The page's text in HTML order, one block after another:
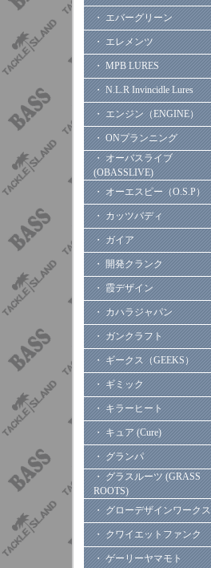
・ エバーグリーン
・ エレメンツ
・ MPB LURES
・ N.L.R Invincidle Lures
・ エンジン（ENGINE）
・ ONプランニング
・ オーバスライブ
(OBASSLIVE)
・ オーエスピー（O.S.P）
・ カッツバディ
・ ガイア
・ 開発クランク
・ 霞デザイン
・ カハラジャパン
・ ガンクラフト
・ ギークス（GEEKS）
・ ギミック
・ キラーヒート
・ キュア (Cure)
・ グランパ
・ グラスルーツ (GRASS
ROOTS)
・ グローデザインワークス
・ クワイエットファンク
・ ゲーリーヤマモト